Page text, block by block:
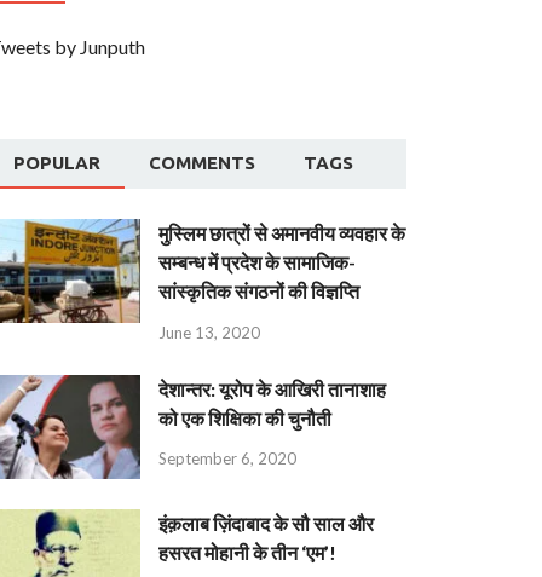
by Junputh
POPULAR COMMENTS TAGS
मुस्लिम छात्रों से अमानवीय व्यवहार के
सम्बन्ध में प्रदेश के सामाजिक-
सांस्कृतिक संगठनों की विज्ञप्ति
June 13, 2020
देशान्‍तर: यूरोप के आखिरी तानाशाह
को एक शिक्षिका की चुनौती
September 6, 2020
इंक़लाब ज़िंदाबाद के सौ साल और
हसरत मोहानी के तीन ‘एम’!